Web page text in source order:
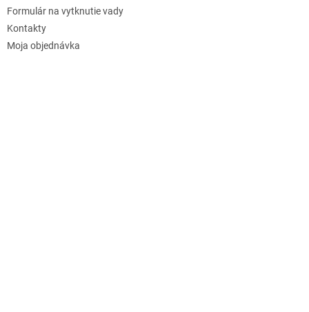
Formulár na vytknutie vady
Kontakty
Moja objednávka